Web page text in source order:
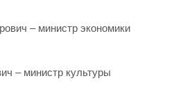
– министр экономики
– министр культуры